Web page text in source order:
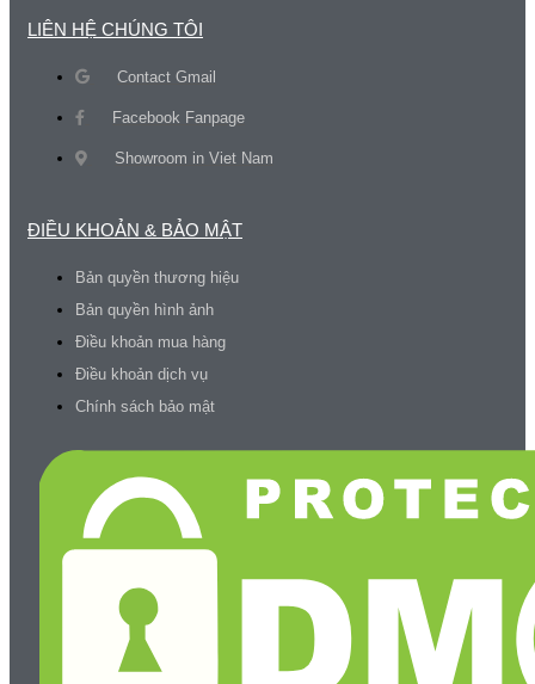
LIÊN HỆ CHÚNG TÔI
Contact Gmail
Facebook Fanpage
Showroom in Viet Nam
ĐIỀU KHOẢN & BẢO MẬT
Bản quyền thương hiệu
Bản quyền hình ảnh
Điều khoản mua hàng
Điều khoản dịch vụ
Chính sách bảo mật